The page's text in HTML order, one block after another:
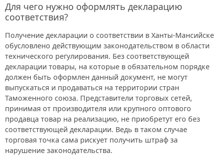
Для чего нужно оформлять декларацию
соответствия?
Получение декларации о соответствии в Ханты-Мансийске
обусловлено действующим законодательством в области
технического регулирования. Без соответствующей
декларации товары, на которые в обязательном порядке
должен быть оформлен данный документ, не могут
выпускаться и продаваться на территории стран
Таможенного союза. Представители торговых сетей,
принимая от производителя или крупного оптового
продавца товар на реализацию, не приобретут его без
соответствующей декларации. Ведь в таком случае
торговая точка сама рискует получить штраф за
нарушение законодательства.